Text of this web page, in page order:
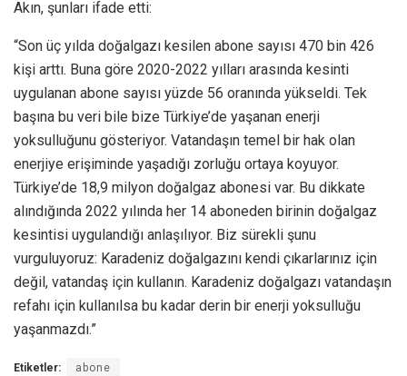
Akın, şunları ifade etti:
“Son üç yılda doğalgazı kesilen abone sayısı 470 bin 426
kişi arttı. Buna göre 2020-2022 yılları arasında kesinti
uygulanan abone sayısı yüzde 56 oranında yükseldi. Tek
başına bu veri bile bize Türkiye’de yaşanan enerji
yoksulluğunu gösteriyor. Vatandaşın temel bir hak olan
enerjiye erişiminde yaşadığı zorluğu ortaya koyuyor.
Türkiye’de 18,9 milyon doğalgaz abonesi var. Bu dikkate
alındığında 2022 yılında her 14 aboneden birinin doğalgaz
kesintisi uygulandığı anlaşılıyor. Biz sürekli şunu
vurguluyoruz: Karadeniz doğalgazını kendi çıkarlarınız için
değil, vatandaş için kullanın. Karadeniz doğalgazı vatandaşın
refahı için kullanılsa bu kadar derin bir enerji yoksulluğu
yaşanmazdı.”
Etiketler: abone